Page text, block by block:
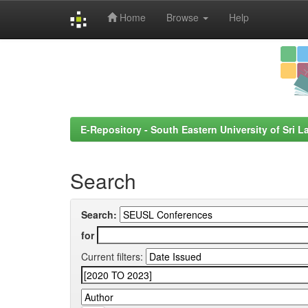
Home Browse Help
E-Repository - South Eastern University of Sri
Search
Search:
for
Current filters: